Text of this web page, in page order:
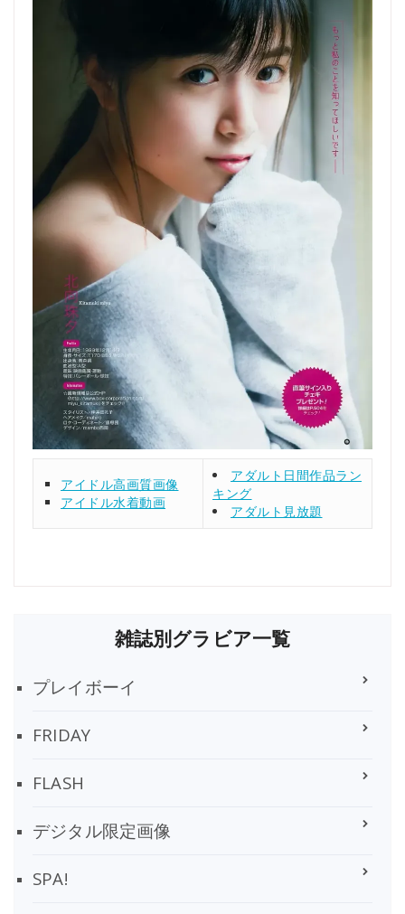
アイドル高画質画像
アイドル水着動画
アダルト日間作品ラン
キング
アダルト見放題
雑誌別グラビア一覧
プレイボーイ
FRIDAY
FLASH
デジタル限定画像
SPA!